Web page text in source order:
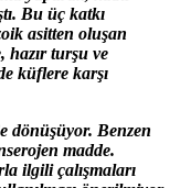
Bu üç katkı
asitten oluşan
hazır turşu ve
küflere karşı
dönüşüyor. Benzen
madde.
ilgili çalışmaları